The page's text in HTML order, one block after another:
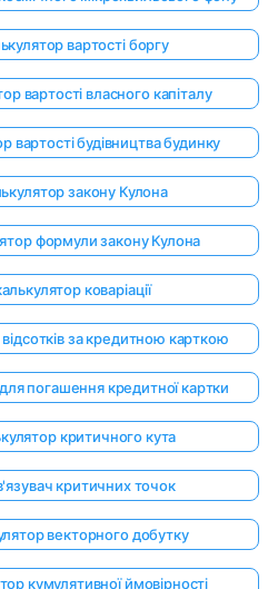
вартості боргу
вартості власного капіталу
вартості будівництва будинку
закону Кулона
формули закону Кулона
коваріації
за кредитною карткою
погашення кредитної картки
критичного кута
критичних точок
векторного добутку
кумулятивної ймовірності